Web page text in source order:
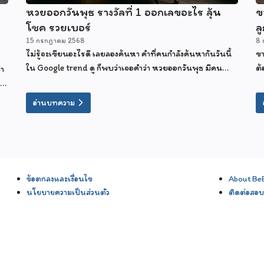
หวยออกวันพุธ รางวัลที่ 1 ออกเลขอะไร ลุ้น
โชค รวยเบอร์
15 กรกฎาคม 2568
ไม่รู้จะเขียนอะไรดี เลยลองค้นหา คำที่คนกำลังค้นหากันวันนี้
ใน Google trend ดู ก็พบว่าเจอคำว่า หวยออกวันพุธ มีคน
เลยเอาคำนี้มาเป็นไตเติ้ลของบทความซะเลย
อ่านบทความ
8
ข
ต้
นั
ข้อตกลงและเงื่อนไข
นโยบายความเป็นส่วนตัว
About
ติดต่อสอ